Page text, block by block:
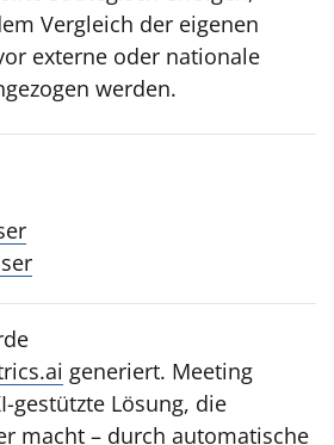
Vergleich der eigenen
externe oder nationale
werden.
generiert. Meeting
gestützte Lösung, die
macht – durch automatische